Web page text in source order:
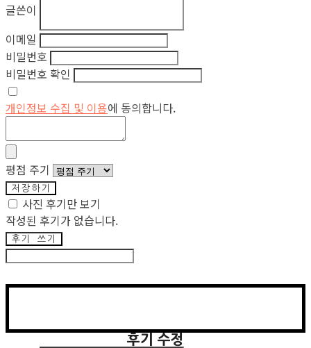
글쓴이
이메일
비밀번호
비밀번호 확인
개인정보 수집 및 이용에 동의합니다.
평점 주기
저장하기
사진 후기만 보기
작성된 후기가 없습니다.
후기 쓰기
후기 수정